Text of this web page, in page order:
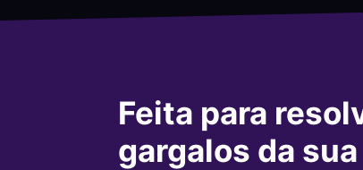
Feita para
gargalos da